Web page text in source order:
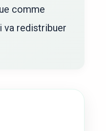
comme
va redistribuer